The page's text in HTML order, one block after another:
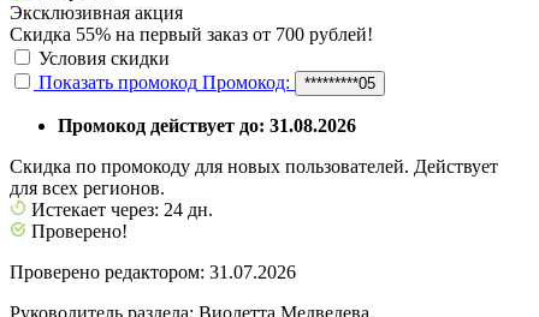
Эксклюзивная акция
Скидка 55% на первый заказ от 700 рублей!
Условия скидки
Показать промокод Промокод: *********05
Промокод действует до: 31.08.2026
Скидка по промокоду для новых пользователей. Действует
для всех регионов.
Истекает через: 24 дн.
Проверено!
Проверено редактором: 31.07.2026
Руководитель раздела: Виолетта Медведева.